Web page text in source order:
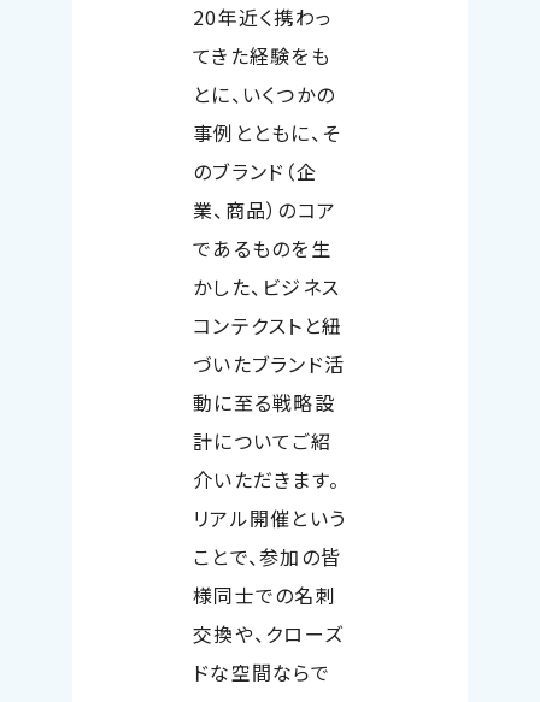
20年近く携わっ
てきた経験をも
とに、いくつかの
事例とともに、そ
のブランド（企
業、商品）のコア
であるものを生
かした、ビジネス
コンテクストと紐
づいたブランド活
動に至る戦略設
計についてご紹
介いただきます。
リアル開催という
ことで、参加の皆
様同士での名刺
交換や、クローズ
ドな空間ならで